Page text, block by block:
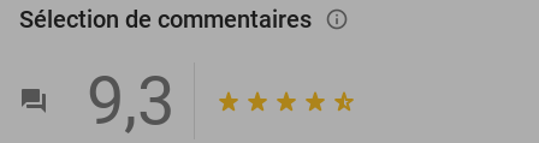
Sélection de commentaires info_outlined
9,3